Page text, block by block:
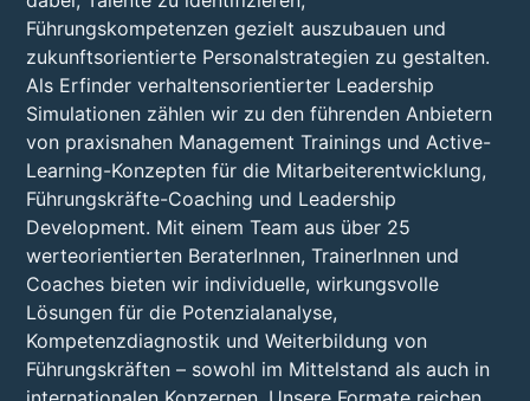
Führungskompetenzen gezielt auszubauen und
zukunftsorientierte Personalstrategien zu gestalten.
Als Erfinder verhaltensorientierter Leadership
Simulationen zählen wir zu den führenden Anbietern
von praxisnahen Management Trainings und Active-
Learning-Konzepten für die Mitarbeiterentwicklung,
Führungskräfte-Coaching und Leadership
Development. Mit einem Team aus über 25
werteorientierten BeraterInnen, TrainerInnen und
Coaches bieten wir individuelle, wirkungsvolle
Lösungen für die Potenzialanalyse,
Kompetenzdiagnostik und Weiterbildung von
Führungskräften – sowohl im Mittelstand als auch in